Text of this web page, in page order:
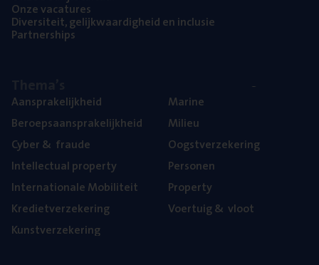
Onze vaca­tu­res
Diver­si­teit, gelijk­waar­dig­heid en inclusie
Part­ner­ships
Aan­spra­ke­lijk­heid
Beroeps­aan­spra­ke­lijk­heid
Cyber& fraude
Intel­lec­tu­al property
Inter­na­ti­o­na­le Mobiliteit
Kre­diet­ver­ze­ke­ring
Kunst­ver­ze­ke­ring
Mari­ne
Mili­eu
Oogst­ver­ze­ke­ring
Per­so­nen
Pro­per­ty
Voer­tuig& vloot